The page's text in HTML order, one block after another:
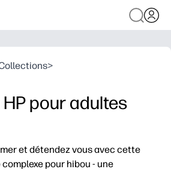
>
pour adultes
et détendez vous avec cette
pour hibou - une